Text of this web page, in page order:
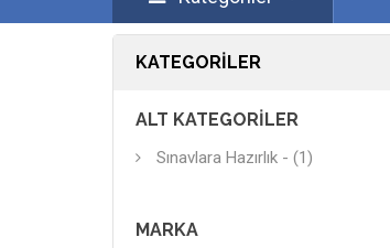
KATEGORILER
ALT KATEGORILER
Sınavlara Hazırlık - (1)
MARKA